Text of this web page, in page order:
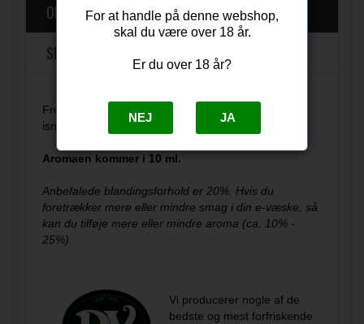
OM PRODUKTET
SPØRG OS
Frostbite fra DV Liquids er en forfriskende smag af
isnende menthol, og kold klar pebermynte.
Aromaen kommer i 10 ml.
Anbefalede blandingsforhold er 20%. Hvis du
foretrækker mere eller mindre smag i din e-væske, så
kan du tilføje mere eller mindre aroma (ca. 10% -
25%).
Vi producerer nogle af de
bedste og mest forfriskende
For at handle på denne webshop,
skal du være over 18 år.
Er du over 18 år?
NEJ JA